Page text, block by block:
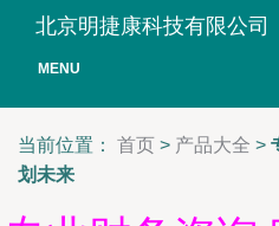
北京明捷康科技有限公司
MENU
当前位置： 首页 > 产品大全 >
划未来